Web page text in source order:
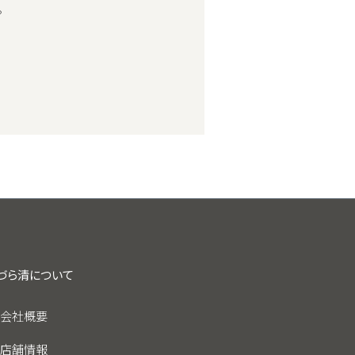
ら清について
会社概要
店舗情報